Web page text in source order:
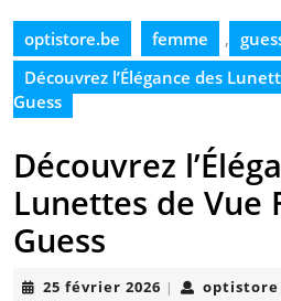
optistore.be femme ,
Découvrez l’Élégance des
Guess
Découvrez
Lunettes de Vue
Guess
25 février 2026 25| optistore